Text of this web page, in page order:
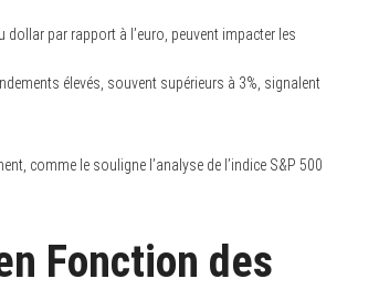
dollar par rapport à l’euro, peuvent impacter les
élevés, souvent supérieurs à 3%, signalent
comme le souligne l’analyse de l’indice S&P 500
Fonction des